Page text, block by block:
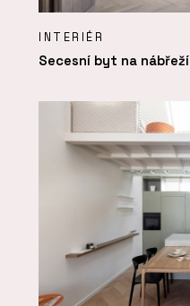
INTERIÉR
Secesní byt na nábřeží